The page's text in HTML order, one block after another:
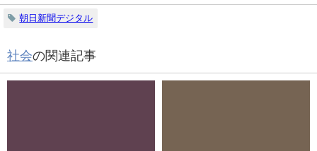
朝日新聞デジタル
社会の関連記事